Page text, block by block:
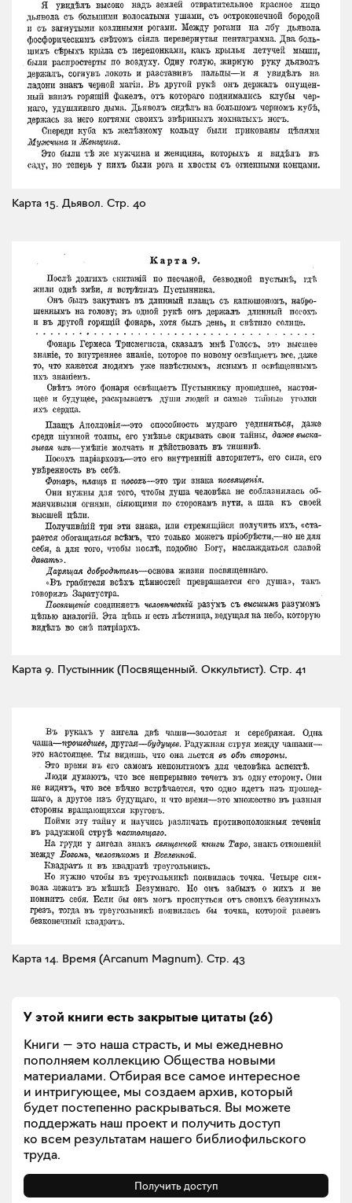
Карта 15. Дьявол. Стр. 40
Карта 9. Пустынник (Посвященный. Оккультист). Стр. 41
Карта 14. Время (Arcanum Magnum). Стр. 43
У этой книги есть закрытые цитаты (26)
Книги — это наша страсть, и мы ежедневно
пополняем коллекцию Общества новыми
материалами. Отбирая все самое интересное
и интригующее, мы создаем архив, который
будет постепенно раскрываться. Вы можете
поддержать наш проект и получить доступ
ко всем результатам нашего библиофильского
труда.
Получить доступ